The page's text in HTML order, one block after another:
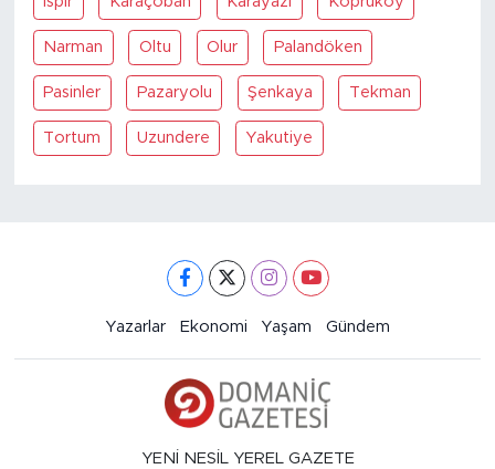
Narman Oltu Olur Palandöken
Pasinler Pazaryolu Şenkaya Tekman
Tortum Uzundere Yakutiye
Yazarlar Ekonomi Yaşam Gündem
YENİ NESİL YEREL GAZETE